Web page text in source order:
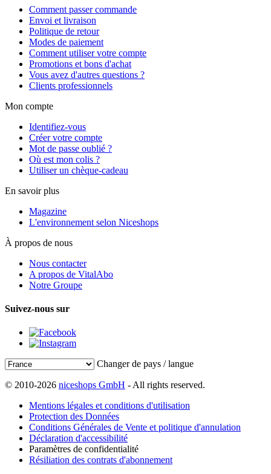
Comment passer commande
Envoi et livraison
Politique de retour
Modes de paiement
Comment utiliser votre compte
Promotions et bons d'achat
Vous avez d'autres questions ?
Clients professionnels
Mon compte
Identifiez-vous
Créer votre compte
Mot de passe oublié ?
Où est mon colis ?
Utiliser un chèque-cadeau
En savoir plus
Magazine
L'environnement selon Niceshops
À propos de nous
Nous contacter
A propos de VitalAbo
Notre Groupe
Suivez-nous sur
Changer de pays / langue
© 2010-2026 niceshops GmbH - All rights reserved.
Mentions légales et conditions d'utilisation
Protection des Données
Conditions Générales de Vente et politique d'annulation
Déclaration d'accessibilité
Paramètres de confidentialité
Résiliation des contrats d'abonnement